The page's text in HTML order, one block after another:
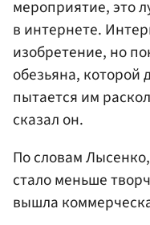
мероприятие, это
в интернете.
изобретение, но
обезьяна, которой
пытается им
сказал он.
По словам
стало меньше
вышла